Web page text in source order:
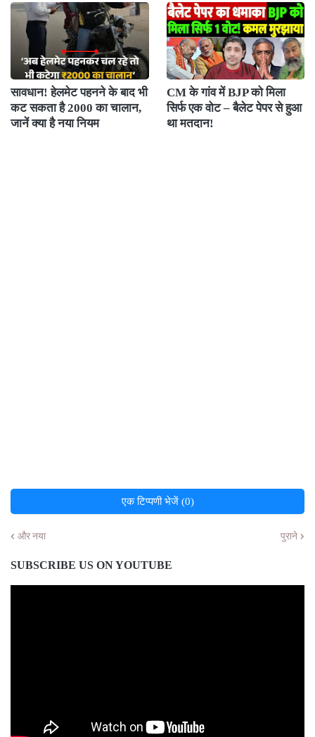
सावधान! हेलमेट पहनने के बाद भी
कट सकता है 2000 का चालान,
जानें क्या है नया नियम
CM के गांव में BJP को मिला
सिर्फ एक वोट – बैलेट पेपर से हुआ
था मतदान!
एक टिप्पणी भेजें (0)
और नया पुराने
SUBSCRIBE US ON YOUTUBE